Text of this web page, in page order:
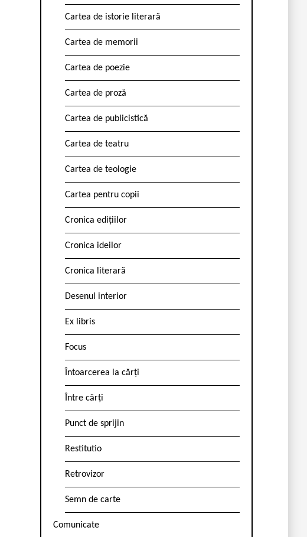
Cartea de istorie literară
Cartea de memorii
Cartea de poezie
Cartea de proză
Cartea de publicistică
Cartea de teatru
Cartea de teologie
Cartea pentru copii
Cronica edițiilor
Cronica ideilor
Cronica literară
Desenul interior
Ex libris
Focus
Întoarcerea la cărți
Între cărți
Punct de sprijin
Restitutio
Retrovizor
Semn de carte
Comunicate